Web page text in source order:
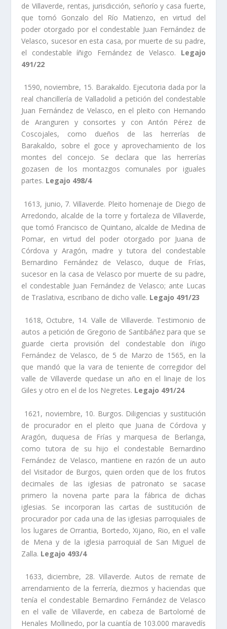
de Villaverde, rentas, jurisdicción, señorí­o y casa fuerte,
que tomó Gonzalo del Rí­o Matienzo, en virtud del
poder otorgado por el condestable Juan Fernández de
Velasco, sucesor en esta casa, por muerte de su padre,
el condestable íñigo Fernández de Velasco. Legajo
491/22
1590, noviembre, 15. Barakaldo. Ejecutoria dada por la
real chancillerí­a de Valladolid a petición del condestable
Juan Fernández de Velasco, en el pleito con Hernando
de Aranguren y consortes y con Antón Pérez de
Coscojales, como dueños de las herrerí­as de
Barakaldo, sobre el goce y aprovechamiento de los
montes del concejo. Se declara que las herrerí­as
gozasen de los montazgos comunales por iguales
partes. Legajo 498/4
1613, junio, 7. Villaverde. Pleito homenaje de Diego de
Arredondo, alcalde de la torre y fortaleza de Villaverde,
que tomó Francisco de Quintano, alcalde de Medina de
Pomar, en virtud del poder otorgado por Juana de
Córdova y Aragón, madre y tutora del condestable
Bernardino Fernández de Velasco, duque de Frí­as,
sucesor en la casa de Velasco por muerte de su padre,
el condestable Juan Fernández de Velasco; ante Lucas
de Traslativa, escribano de dicho valle. Legajo 491/23
1618, Octubre, 14. Valle de Villaverde. Testimonio de
autos a petición de Gregorio de Santibáñez para que se
guarde cierta provisión del condestable don íñigo
Fernández de Velasco, de 5 de Marzo de 1565, en la
que mandó que la vara de teniente de corregidor del
valle de Villaverde quedase un año en el linaje de los
Giles y otro en el de los Negretes. Legajo 491/24
1621, noviembre, 10. Burgos. Diligencias y sustitución
de procurador en el pleito que Juana de Córdova y
Aragón, duquesa de Frí­as y marquesa de Berlanga,
como tutora de su hijo el condestable Bernardino
Fernández de Velasco, mantiene en razón de un auto
del Visitador de Burgos, quien orden que de los frutos
decimales de las iglesias de patronato se sacase
primero la novena parte para la fábrica de dichas
iglesias. Se incorporan las cartas de sustitución de
procurador por cada una de las iglesias parroquiales de
los lugares de Orrantia, Bortedo, Xijano, Rio, en el valle
de Mena y de la iglesia parroquial de San Miguel de
Zalla. Legajo 493/4
1633, diciembre, 28. Villaverde. Autos de remate de
arrendamiento de la ferrerí­a, diezmos y haciendas que
tení­a el condestable Bernardino Fernández de Velasco
en el valle de Villaverde, en cabeza de Bartolomé de
Henales Mollinedo, por la cuantí­a de 103.000 maravedí­s